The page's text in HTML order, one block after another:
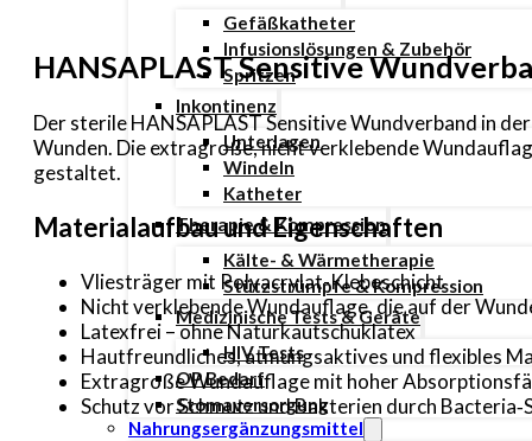
Gefäßkatheter
Infusionslösungen & Zubehör
Spritzen
Inkontinenz
Unterlagen
Windeln
Katheter
Therapie & Kompression
Kälte- & Wärmetherapie
Stützstrümpfe & Kompression
Medizinische Tests & Geräte
HIV Tests
OP Bedarf
Stomaversorgung
Nahrungsergänzungsmittel
HANSAPLAST Sensitive
Der sterile HANSAPLAST Sensitive Wundverband in
Wunden. Die extragroße, nicht verklebende
gestaltet.
Materialaufbau und Eigenschaften
Vliesträger mit Polyacrylat-Klebeschicht
Nicht verklebende Wundauflage, die auf der
Latexfrei – ohne Naturkautschuklatex
Hautfreundliches, atmungsaktives und flexibles
Extragroße Wundauflage mit hoher
Schutz vor Schmutz und Bakterien durch